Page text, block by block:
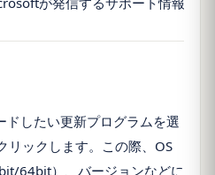
したい更新プログラムを選
リックします。この際、OS
64bit）、バージョンなどに